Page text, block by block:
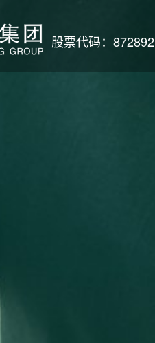
股票代码：872892